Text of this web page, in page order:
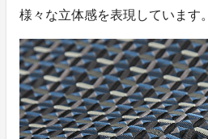
様々な立体感を表現しています。